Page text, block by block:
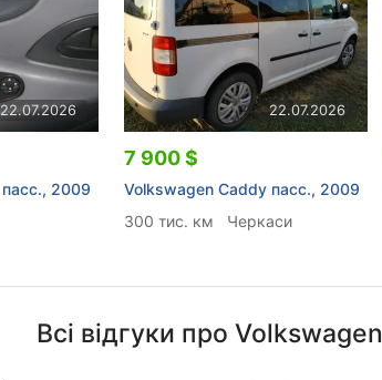
22.07.2026
2009
22.07.2026
7 900 $
Volkswagen Caddy пасс., 2009
300 тис. км
Черкаси
Всі відгуки про